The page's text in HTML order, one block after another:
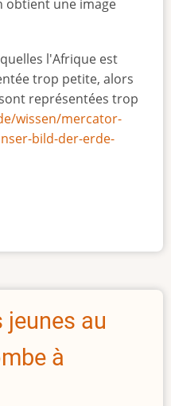
obtient une image
l'Afrique est
trop petite, alors
représentées trop
wissen/mercator-
bild-der-erde-
jeunes au
à